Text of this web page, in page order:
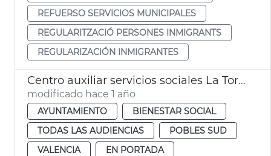
REFUERSO SERVICIOS MUNICIPALES
REGULARITZACIÓ PERSONES INMIGRANTS
REGULARIZACIÓN INMIGRANTES
Centro auxiliar servicios sociales La Torre DANA
modificado hace 1 año
AYUNTAMIENTO
BIENESTAR SOCIAL
TODAS LAS AUDIENCIAS
POBLES SUD
VALENCIA
EN PORTADA